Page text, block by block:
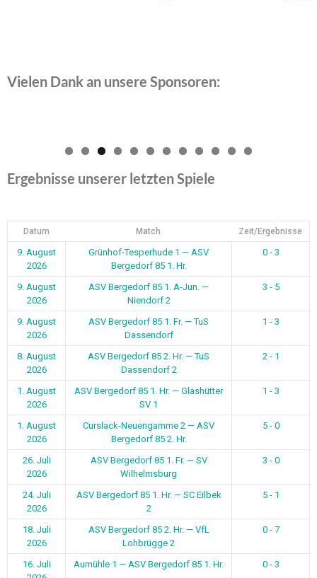
Vielen Dank an unsere Sponsoren:
0 1 2
Ergebnisse unserer letzten Spiele
Datum Match Zeit/Ergebnisse
9. August
2026
Grünhof-Tesperhude 1 — ASV
Bergedorf 85 1. Hr.
0 - 3
9. August
2026
ASV Bergedorf 85 1. A-Jun. —
Niendorf 2
3 - 5
9. August
2026
ASV Bergedorf 85 1. Fr. — TuS
Dassendorf
1 - 3
8. August
2026
ASV Bergedorf 85 2. Hr. — TuS
Dassendorf 2
2 - 1
1. August
2026
ASV Bergedorf 85 1. Hr. — Glashütter
SV 1
1 - 3
1. August
2026
Curslack-Neuengamme 2 — ASV
Bergedorf 85 2. Hr.
5 - 0
26. Juli
2026
ASV Bergedorf 85 1. Fr. — SV
Wilhelmsburg
3 - 0
24. Juli
2026
ASV Bergedorf 85 1. Hr. — SC Eilbek
2
5 - 1
18. Juli
2026
ASV Bergedorf 85 2. Hr. — VfL
Lohbrügge 2
0 - 7
16. Juli
Aumühle 1 — ASV Bergedorf 85 1. Hr. 0 - 3